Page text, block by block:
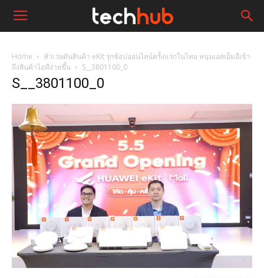
Home
หัวเว่ยดันสินค้า eKit รุกช้อปออนไลน์ครั้งแรกในไทย หนุนเอสเอ็มอีเข้า
ถึงสินค้าไอทีง่ายขึ้น
S__3801100_0
S__3801100_0